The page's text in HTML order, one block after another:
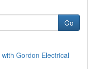
Go
Gordon Electrical